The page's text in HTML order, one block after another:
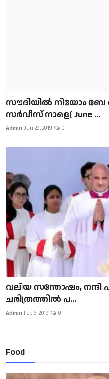
സൗദിയിൽ നിയോം ബേ
സർവീസ് നാളെ( June ...
Admin Jun 29, 2019 0
വലിയ സന്തോഷം,
ചരിത്രത്തിൽ പ...
Admin Feb 6, 2019 0
Food